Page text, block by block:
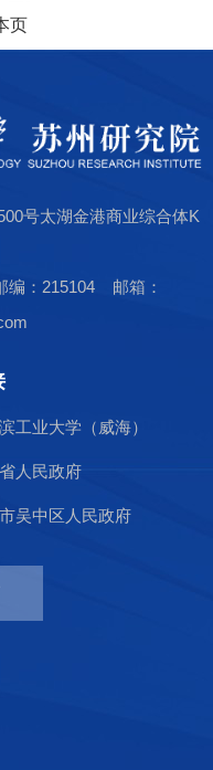
页
号太湖金港商业综合体K
编：215104 邮箱：
工业大学（威海）
人民政府
吴中区人民政府